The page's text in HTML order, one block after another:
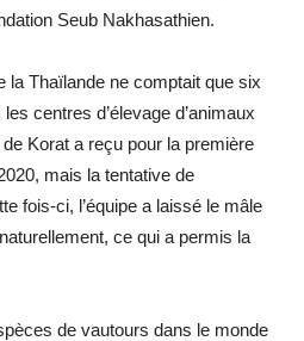
Seub Nakhasathien.
la Thaïlande ne comptait que six
centres d’élevage d’animaux
Korat a reçu pour la première
mais la tentative de
fois-ci, l’équipe a laissé le mâle
ce qui a permis la
de vautours dans le monde